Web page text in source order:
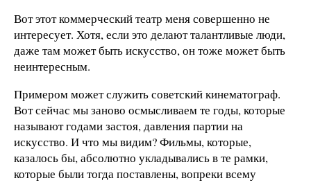
Вот этот коммерческий театр меня совершенно не
интересует. Хотя, если это делают талантливые люди,
даже там может быть искусство, он тоже может быть
неинтересным.
Примером может служить советский кинематограф.
Вот сейчас мы заново осмысливаем те годы, которые
называют годами застоя, давления партии на
искусство. И что мы видим? Фильмы, которые,
казалось бы, абсолютно укладывались в те рамки,
которые были тогда поставлены, вопреки всему